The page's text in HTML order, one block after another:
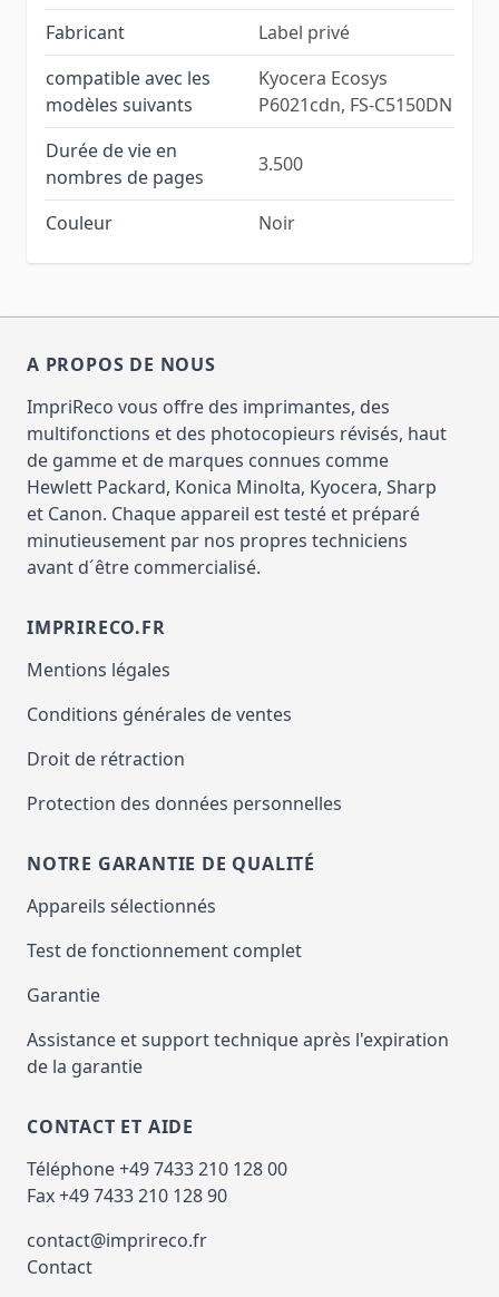
Fabricant
Label privé
compatible avec les
modèles suivants
Kyocera Ecosys
P6021cdn, FS-C5150DN
Durée de vie en
nombres de pages
3.500
Couleur Noir
A PROPOS DE NOUS
ImpriReco vous offre des imprimantes, des
multifonctions et des photocopieurs révisés, haut
de gamme et de marques connues comme
Hewlett Packard, Konica Minolta, Kyocera, Sharp
et Canon. Chaque appareil est testé et préparé
minutieusement par nos propres techniciens
avant d´être commercialisé.
IMPRIRECO.FR
Mentions légales
Conditions générales de ventes
Droit de rétraction
Protection des données personnelles
NOTRE GARANTIE DE QUALITÉ
Appareils sélectionnés
Test de fonctionnement complet
Garantie
Assistance et support technique après l'expiration
de la garantie
CONTACT ET AIDE
Téléphone +49 7433 210 128 00
Fax +49 7433 210 128 90
contact@imprireco.fr
Contact